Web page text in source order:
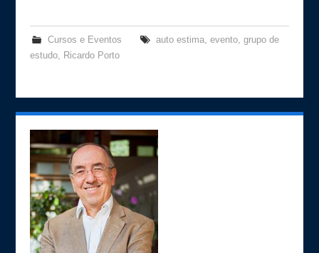
Cursos e Eventos auto estima, evento, grupo de
estudo
Ricardo Porto